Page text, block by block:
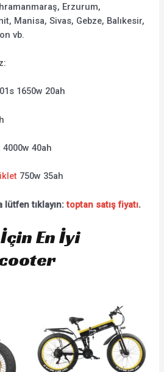
Erzurum,
Manisa, Sivas, Gebze, Balıkesir,
vb.
1650w 20ah
4000w 40ah
750w 35ah
lütfen tıklayın:toptan satış fiyatı.
En İyi